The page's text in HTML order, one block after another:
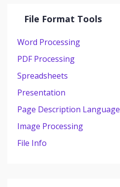
File Format Tools
Word Processing
PDF Processing
Spreadsheets
Presentation
Page Description Language
Image Processing
File Info